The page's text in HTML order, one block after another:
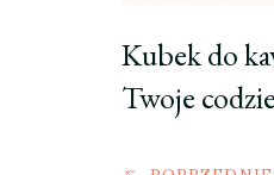
Kubek do
Twoje